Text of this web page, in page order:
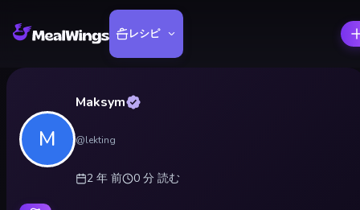
レシピ
M
Maksym
@lekting
2 年 前 0 分 読む